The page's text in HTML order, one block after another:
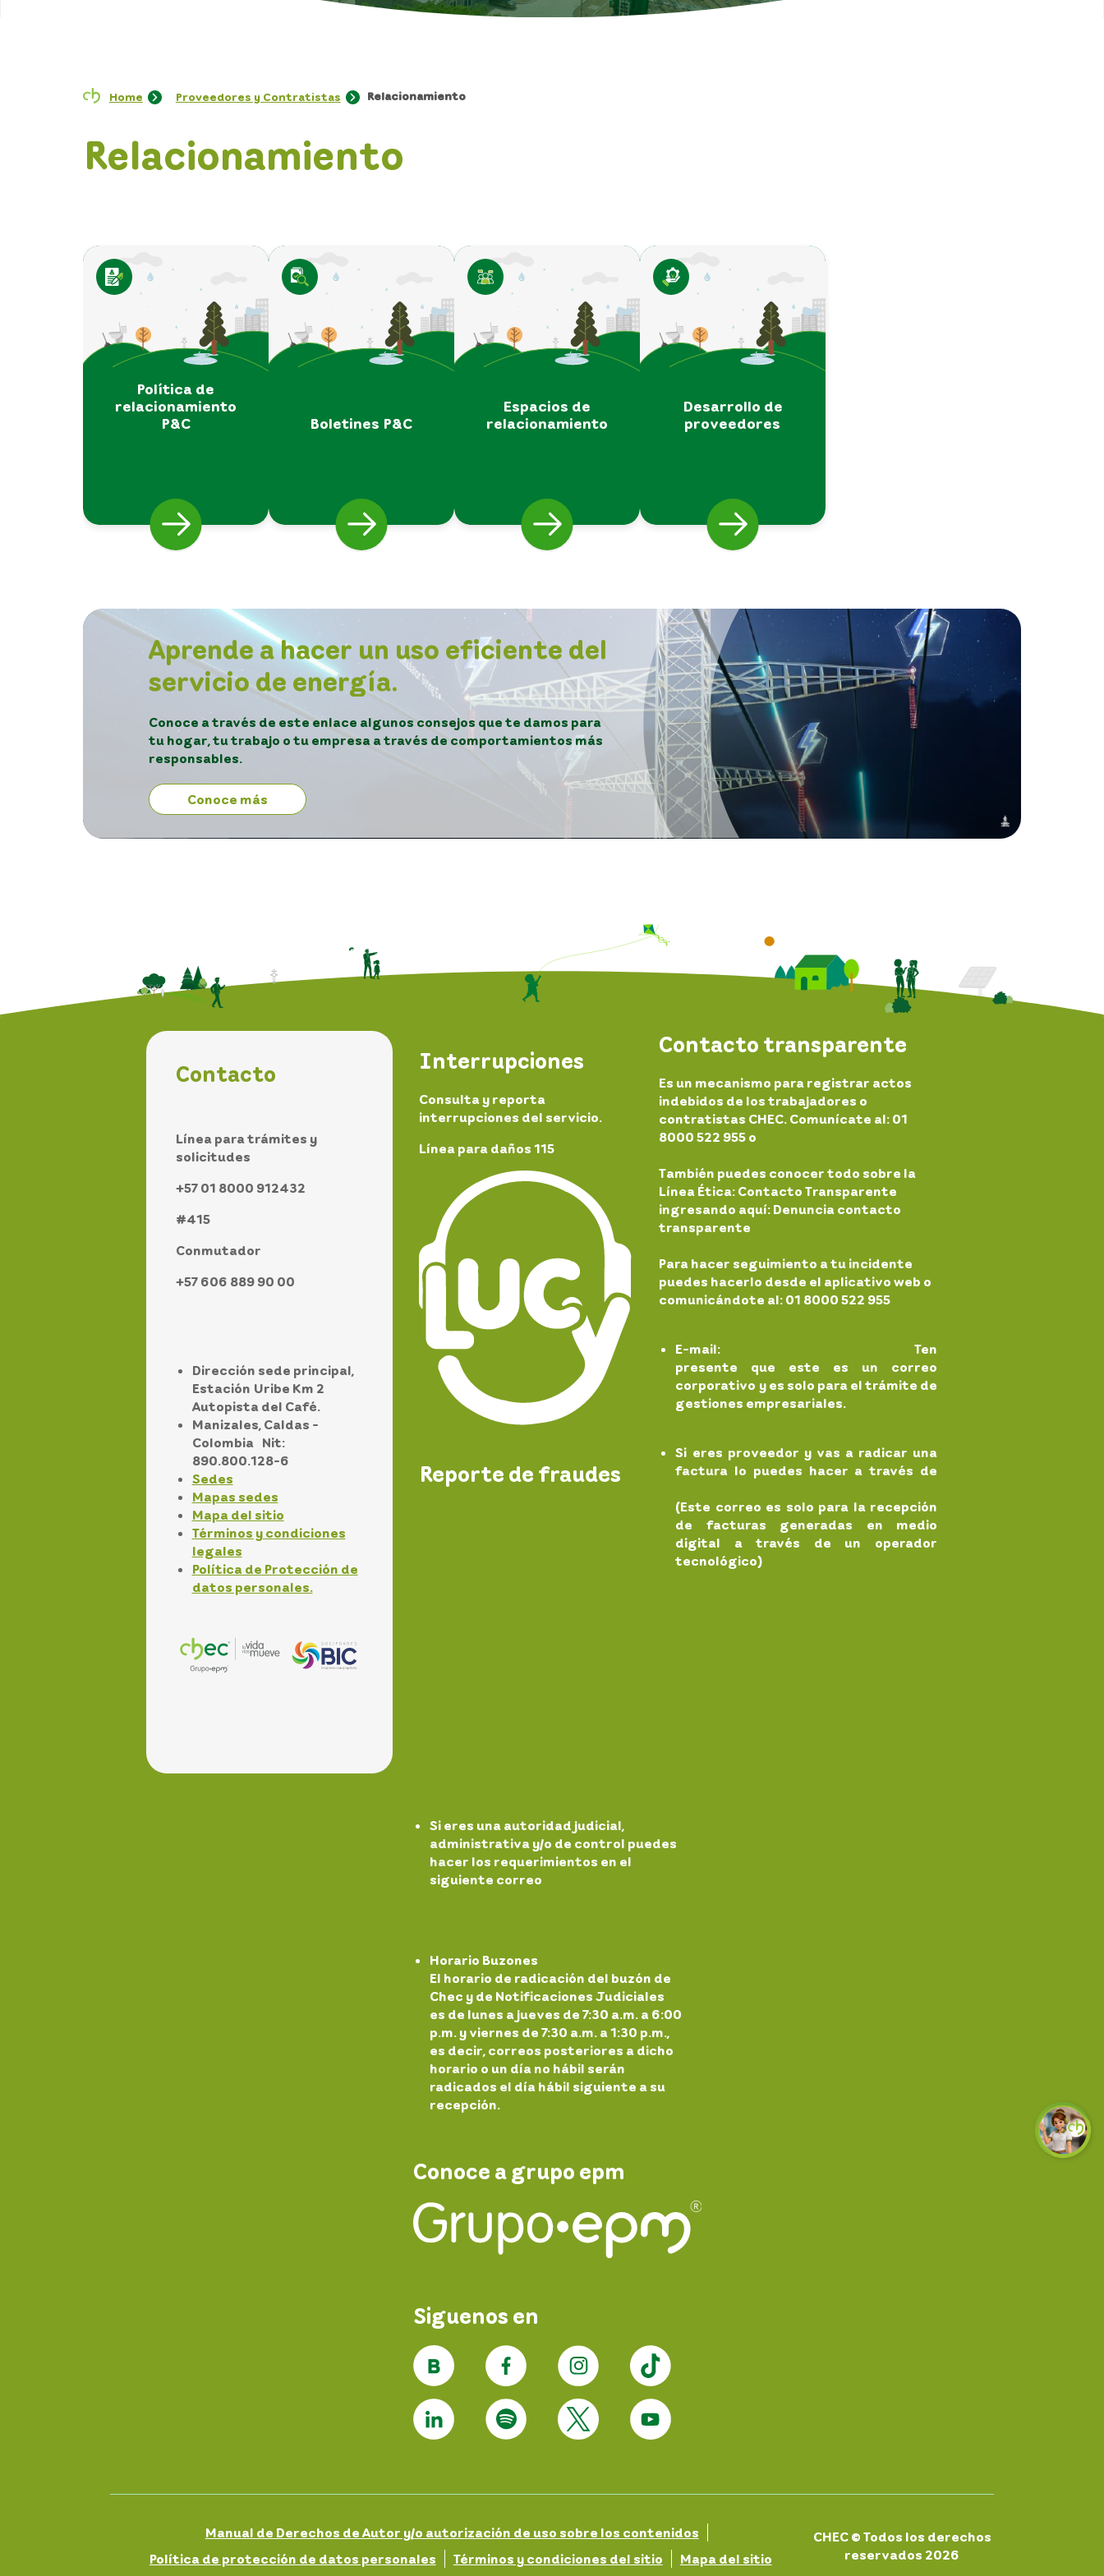
Home Proveedores y Contratistas Relacionamiento
Relacionamiento
Política de
relacionamiento
P&C
Boletines P&C
Espacios de
relacionamiento
Desarrollo de
proveedores
Aprende a hacer un uso eficiente del
servicio de energía.
Conoce a través de este enlace algunos consejos que te damos para
tu hogar, tu trabajo o tu empresa a través de comportamientos más
responsables.
Conoce más
Contacto
Línea para trámites y
solicitudes
+57 01 8000 912432
#415
Conmutador
+57 606 889 90 00
Dirección sede principal,
Estación Uribe Km 2
Autopista del Café.
Manizales, Caldas -
Colombia Nit:
890.800.128-6
Sedes
Mapas sedes
Mapa del sitio
Términos y condiciones
legales
Política de Protección de
datos personales.
Interrupciones
Consulta y reporta
interrupciones del servicio.
Línea para daños 115
Reporte de fraudes
Contacto transparente
Es un mecanismo para registrar actos
indebidos de los trabajadores o
contratistas CHEC. Comunícate al: 01
8000 522 955 o
También puedes conocer todo sobre la
Línea Ética: Contacto Transparente
ingresando aquí: Denuncia contacto
transparente
Para hacer seguimiento a tu incidente
puedes hacerlo desde el aplicativo web o
comunicándote al: 01 8000 522 955
E-mail:
Ten
presente que este es un correo
corporativo y es solo para el trámite de
gestiones empresariales.
Si eres proveedor y vas a radicar una
factura lo puedes hacer a través de
(Este correo es solo para la recepción
de facturas generadas en medio
digital a través de un operador
tecnológico)
Si eres una autoridad judicial,
administrativa y/o de control puedes
hacer los requerimientos en el
siguiente correo
Horario Buzones
El horario de radicación del buzón de
Chec y de Notificaciones Judiciales
es de lunes a jueves de 7:30 a.m. a 6:00
p.m. y viernes de 7:30 a.m. a 1:30 p.m.,
es decir, correos posteriores a dicho
horario o un día no hábil serán
radicados el día hábil siguiente a su
recepción.
Conoce a grupo epm
Siguenos en
Manual de Derechos de Autor y/o autorización de uso sobre los contenidos
Política de protección de datos personales
Términos y condiciones del sitio Mapa del sitio
CHEC © Todos los derechos
reservados 2026